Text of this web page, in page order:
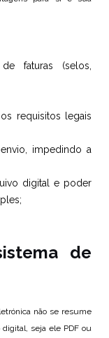
faturas (selos,
requisitos legais
impedindo a
digital e poder
de
não se resume
seja ele PDF ou